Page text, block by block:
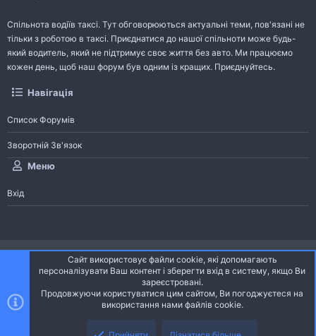
Спільнота водіїв таксі. Тут обговорюються актуальні теми, пов'язані не
тільки з роботою в таксі. Приєднатися до нашої спільноти може будь-
який водитель, який не підтримує своє життя без авто. Ми працюємо
кожен день, щоб наш форум був одним із кращих. Приєднуйтесь.
Навігація
Список Форумів
Зворотній Зв'язок
Меню
Вхід
Ніч
Українська (UA)
Community platform by XenForo® © 2010-2026 XenForo Ltd.
Community platform by XenForo © 2010-2022 XenForo Ltd. | dev: Pages
Сайт використовує файли cookie, які допомагають
персоналізувати Ваш контент і зберегти вхід в систему, якщо Ви
зареєстровані.
Продовжуючи користуватися цим сайтом, Ви погоджуєтеся на
використання нами файлів cookie.